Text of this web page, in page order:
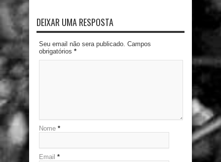
DEIXAR UMA RESPOSTA
Seu email não sera publicado. Campos
obrigatórios *
Nome *
Email *